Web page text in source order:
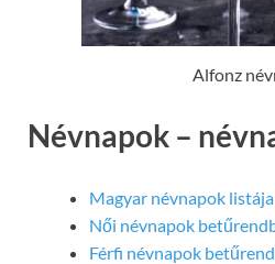
Alfonz
Névnapok –
Magyar névnapok
Női névnapok
Férfi névnapok